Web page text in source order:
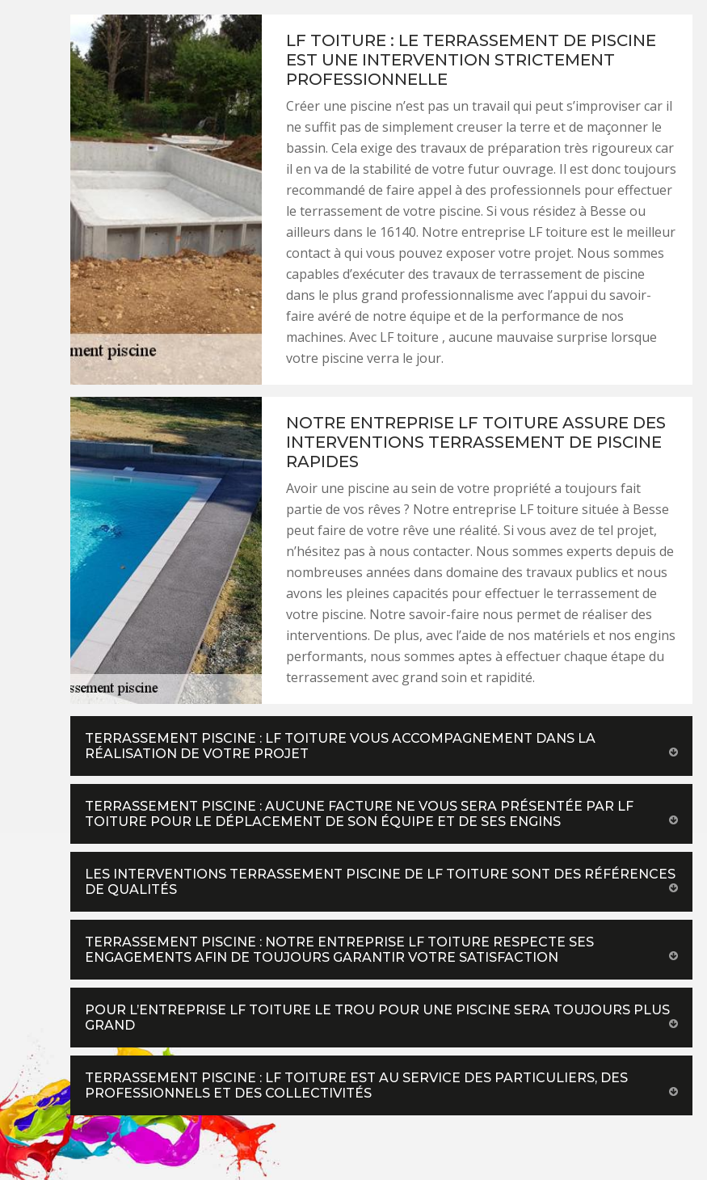
LF TOITURE : LE TERRASSEMENT DE PISCINE
EST UNE INTERVENTION STRICTEMENT
PROFESSIONNELLE
Créer une piscine n’est pas un travail qui peut s’improviser car il
ne suffit pas de simplement creuser la terre et de maçonner le
bassin. Cela exige des travaux de préparation très rigoureux car
il en va de la stabilité de votre futur ouvrage. Il est donc toujours
recommandé de faire appel à des professionnels pour effectuer
le terrassement de votre piscine. Si vous résidez à Besse ou
ailleurs dans le 16140. Notre entreprise LF toiture est le meilleur
contact à qui vous pouvez exposer votre projet. Nous sommes
capables d’exécuter des travaux de terrassement de piscine
dans le plus grand professionnalisme avec l’appui du savoir-
faire avéré de notre équipe et de la performance de nos
machines. Avec LF toiture , aucune mauvaise surprise lorsque
votre piscine verra le jour.
NOTRE ENTREPRISE LF TOITURE ASSURE DES
INTERVENTIONS TERRASSEMENT DE PISCINE
RAPIDES
Avoir une piscine au sein de votre propriété a toujours fait
partie de vos rêves ? Notre entreprise LF toiture située à Besse
peut faire de votre rêve une réalité. Si vous avez de tel projet,
n’hésitez pas à nous contacter. Nous sommes experts depuis de
nombreuses années dans domaine des travaux publics et nous
avons les pleines capacités pour effectuer le terrassement de
votre piscine. Notre savoir-faire nous permet de réaliser des
interventions. De plus, avec l’aide de nos matériels et nos engins
performants, nous sommes aptes à effectuer chaque étape du
terrassement avec grand soin et rapidité.
TERRASSEMENT PISCINE : LF TOITURE VOUS ACCOMPAGNEMENT DANS LA
RÉALISATION DE VOTRE PROJET
TERRASSEMENT PISCINE : AUCUNE FACTURE NE VOUS SERA PRÉSENTÉE PAR LF
TOITURE POUR LE DÉPLACEMENT DE SON ÉQUIPE ET DE SES ENGINS
LES INTERVENTIONS TERRASSEMENT PISCINE DE LF TOITURE SONT DES RÉFÉRENCES
DE QUALITÉS
TERRASSEMENT PISCINE : NOTRE ENTREPRISE LF TOITURE RESPECTE SES
ENGAGEMENTS AFIN DE TOUJOURS GARANTIR VOTRE SATISFACTION
POUR L’ENTREPRISE LF TOITURE LE TROU POUR UNE PISCINE SERA TOUJOURS PLUS
GRAND
TERRASSEMENT PISCINE : LF TOITURE EST AU SERVICE DES PARTICULIERS, DES
PROFESSIONNELS ET DES COLLECTIVITÉS